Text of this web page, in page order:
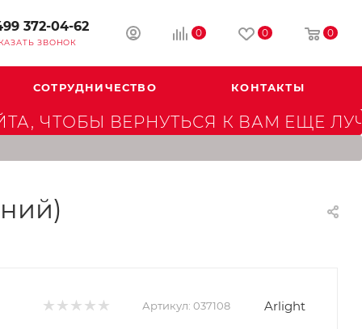
372-04-62
ЗВОНОК
0 0 0
СОТРУДНИЧЕСТВО КОНТАКТЫ
ЧТОБЫ ВЕРНУТЬСЯ К ВАМ ЕЩЕ
Артикул: 037108 Arlight